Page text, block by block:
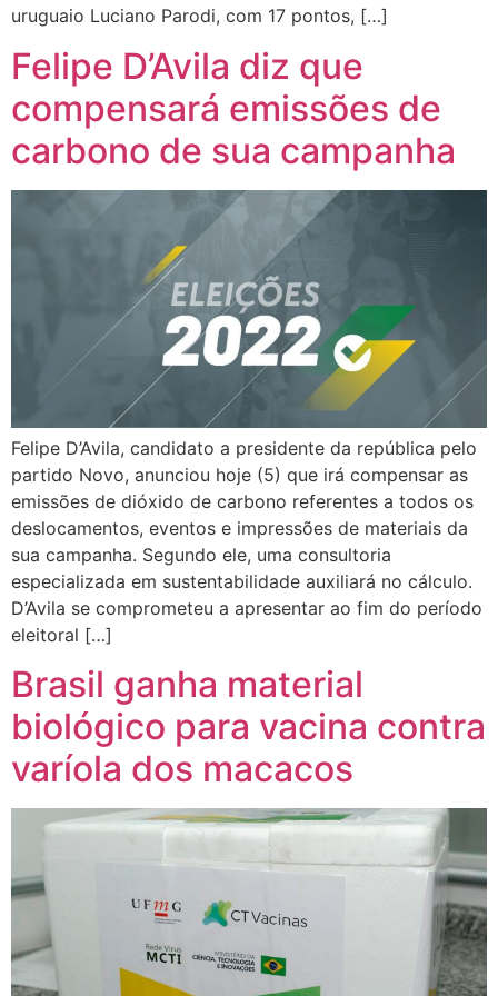
uruguaio Luciano Parodi, com 17 pontos, […]
Felipe D’Avila diz que
compensará emissões de
carbono de sua campanha
Felipe D’Avila, candidato a presidente da república pelo
partido Novo, anunciou hoje (5) que irá compensar as
emissões de dióxido de carbono referentes a todos os
deslocamentos, eventos e impressões de materiais da
sua campanha. Segundo ele, uma consultoria
especializada em sustentabilidade auxiliará no cálculo.
D’Avila se comprometeu a apresentar ao fim do período
eleitoral […]
Brasil ganha material
biológico para vacina contra
varíola dos macacos